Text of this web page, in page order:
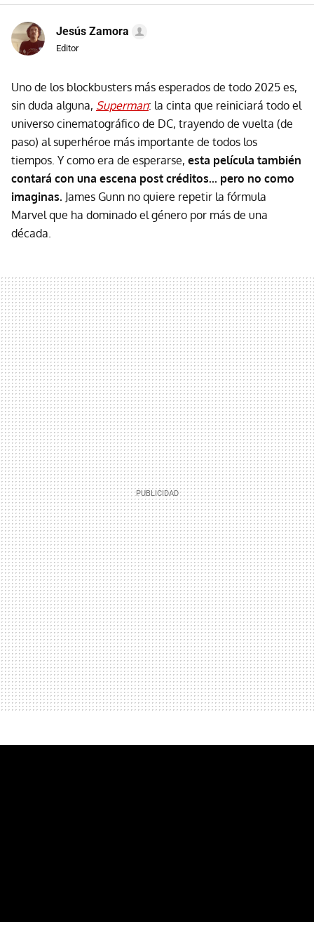
Jesús Zamora
Editor
Uno de los blockbusters más esperados de todo 2025 es,
sin duda alguna, Superman: la cinta que reiniciará todo el
universo cinematográfico de DC, trayendo de vuelta (de
paso) al superhéroe más importante de todos los
tiempos. Y como era de esperarse, esta película también
contará con una escena post créditos... pero no como
imaginas. James Gunn no quiere repetir la fórmula
Marvel que ha dominado el género por más de una
década.